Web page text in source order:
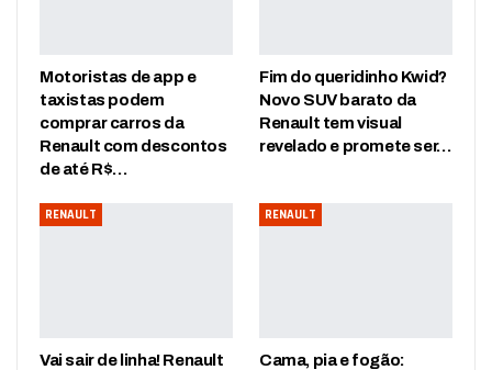
Motoristas de app e
taxistas podem
comprar carros da
Renault com descontos
de até R$…
Fim do queridinho Kwid?
Novo SUV barato da
Renault tem visual
revelado e promete ser…
RENAULT
Vai sair de linha! Renault
RENAULT
Cama, pia e fogão: